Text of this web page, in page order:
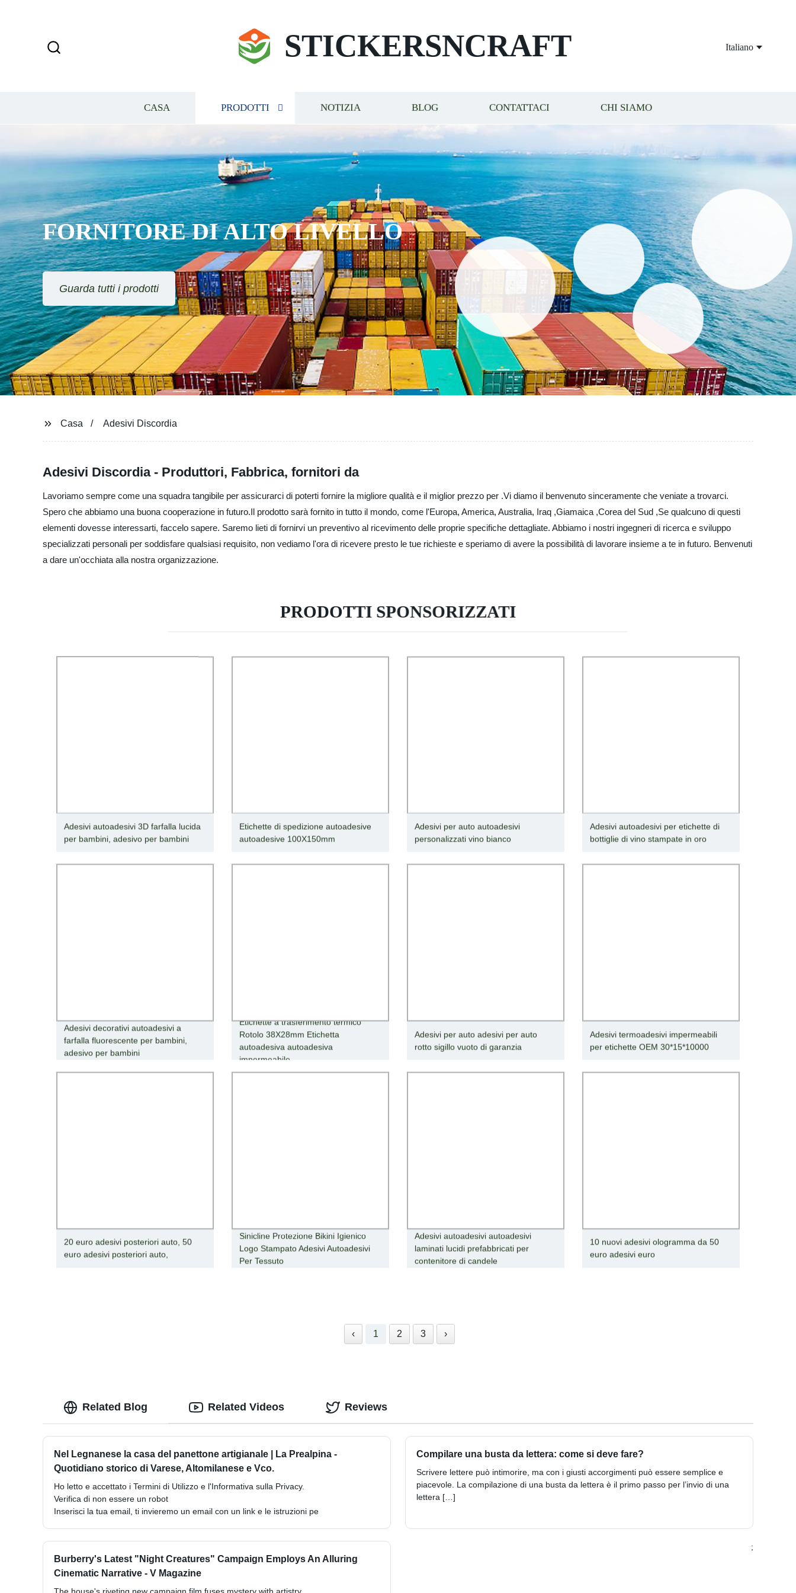
STICKERSNCRAFT Italiano
CASA PRODOTTI NOTIZIA BLOG CONTATTACI CHI SIAMO
FORNITORE DI ALTO LIVELLO
Guarda tutti i prodotti
Casa Adesivi Discordia
Adesivi Discordia - Produttori, Fabbrica, fornitori da
Lavoriamo sempre come una squadra tangibile per assicurarci di poterti fornire la migliore qualità e il miglior prezzo per .Vi diamo il benvenuto sinceramente che veniate a trovarci.
Spero che abbiamo una buona cooperazione in futuro.Il prodotto sarà fornito in tutto il mondo, come l'Europa, America, Australia, Iraq ,Giamaica ,Corea del Sud ,Se qualcuno di questi
elementi dovesse interessarti, faccelo sapere. Saremo lieti di fornirvi un preventivo al ricevimento delle proprie specifiche dettagliate. Abbiamo i nostri ingegneri di ricerca e sviluppo
specializzati personali per soddisfare qualsiasi requisito, non vediamo l'ora di ricevere presto le tue richieste e speriamo di avere la possibilità di lavorare insieme a te in futuro. Benvenuti
a dare un'occhiata alla nostra organizzazione.
PRODOTTI SPONSORIZZATI
Adesivi autoadesivi 3D farfalla lucida
per bambini, adesivo per bambini
Etichette di spedizione autoadesive
autoadesive 100X150mm
Adesivi per auto autoadesivi
personalizzati vino bianco
Adesivi autoadesivi per etichette di
bottiglie di vino stampate in oro
Adesivi decorativi autoadesivi a
farfalla fluorescente per bambini,
adesivo per bambini
Etichette a trasferimento termico
Rotolo 38X28mm Etichetta
autoadesiva autoadesiva
impermeabile
Adesivi per auto adesivi per auto
rotto sigillo vuoto di garanzia
Adesivi termoadesivi impermeabili
per etichette OEM 30*15*10000
20 euro adesivi posteriori auto, 50
euro adesivi posteriori auto,
Sinicline Protezione Bikini Igienico
Logo Stampato Adesivi Autoadesivi
Per Tessuto
Adesivi autoadesivi autoadesivi
laminati lucidi prefabbricati per
contenitore di candele
10 nuovi adesivi ologramma da 50
euro adesivi euro
‹ 1 2 3 ›
Related Blog
Nel Legnanese la casa del panettone artigianale | La Prealpina -
Quotidiano storico di Varese, Altomilanese e Vco.
Ho letto e accettato i Termini di Utilizzo e l'Informativa sulla Privacy.
Verifica di non essere un robot
Inserisci la tua email, ti invieremo un email con un link e le istruzioni pe
Compilare una busta da lettera: come si deve fare?
Scrivere lettere può intimorire, ma con i giusti accorgimenti può essere semplice e
piacevole. La compilazione di una busta da lettera è il primo passo per l’invio di una
lettera […]
Burberry's Latest "Night Creatures" Campaign Employs An Alluring
Cinematic Narrative - V Magazine
;
Related Videos Reviews